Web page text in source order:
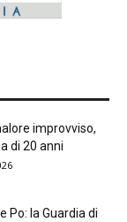
improvviso,
di 20 anni
Po: la Guardia di